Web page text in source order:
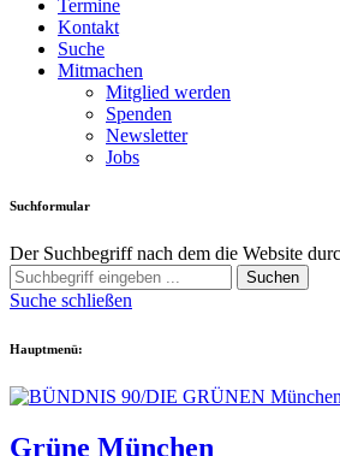
Termine
Kontakt
Suche
Mitmachen
Mitglied werden
Spenden
Newsletter
Jobs
Suchformular
Der Suchbegriff nach dem die Website
Suchen
Suche schließen
Hauptmenü:
Grüne München